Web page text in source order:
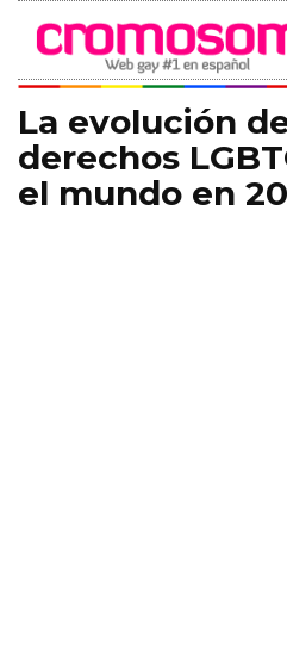
La evolución
derechos
el mundo en